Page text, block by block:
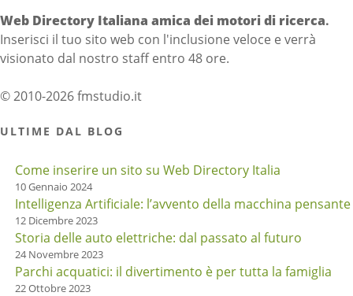
Web Directory Italiana amica dei motori di ricerca.
Inserisci il tuo sito web con l'inclusione veloce e verrà
visionato dal nostro staff entro 48 ore.
© 2010-2026 fmstudio.it
ULTIME DAL BLOG
Come inserire un sito su Web Directory Italia
10 Gennaio 2024
Intelligenza Artificiale: l’avvento della macchina pensante
12 Dicembre 2023
Storia delle auto elettriche: dal passato al futuro
24 Novembre 2023
Parchi acquatici: il divertimento è per tutta la famiglia
22 Ottobre 2023